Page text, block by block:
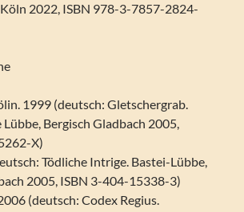
2022, ISBN 978-3-7857-2824-
1999 (deutsch: Gletschergrab.
Bergisch Gladbach 2005,
X)
Tödliche Intrige. Bastei-Lübbe,
2005, ISBN 3-404-15338-3)
(deutsch: Codex Regius.